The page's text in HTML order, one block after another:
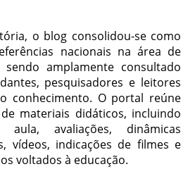
o blog consolidou-se como
nacionais na área de
sendo amplamente consultado
pesquisadores e leitores
conhecimento. O portal reúne
materiais didáticos, incluindo
avaliações, dinâmicas
vídeos, indicações de filmes e
voltados à educação.